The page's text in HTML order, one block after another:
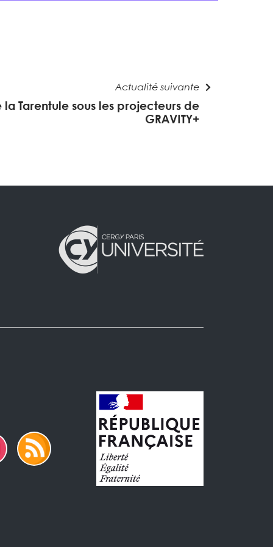
Actualité suivante
la Tarentule sous les projecteurs de
GRAVITY+